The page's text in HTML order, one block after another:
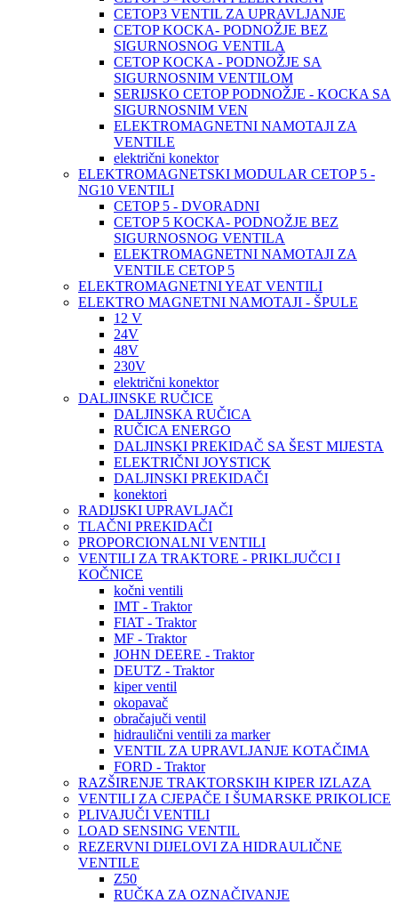
CETOP3 VENTIL ZA UPRAVLJANJE
CETOP KOCKA- PODNOŽJE BEZ
SIGURNOSNOG VENTILA
CETOP KOCKA - PODNOŽJE SA
SIGURNOSNIM VENTILOM
SERIJSKO CETOP PODNOŽJE - KOCKA SA
SIGURNOSNIM VEN
ELEKTROMAGNETNI NAMOTAJI ZA
VENTILE
električni konektor
ELEKTROMAGNETSKI MODULAR CETOP 5 -
NG10 VENTILI
CETOP 5 - DVORADNI
CETOP 5 KOCKA- PODNOŽJE BEZ
SIGURNOSNOG VENTILA
ELEKTROMAGNETNI NAMOTAJI ZA
VENTILE CETOP 5
ELEKTROMAGNETNI YEAT VENTILI
ELEKTRO MAGNETNI NAMOTAJI - ŠPULE
12 V
24V
48V
230V
električni konektor
DALJINSKE RUČICE
DALJINSKA RUČICA
RUČICA ENERGO
DALJINSKI PREKIDAČ SA ŠEST MIJESTA
ELEKTRIČNI JOYSTICK
DALJINSKI PREKIDAČI
konektori
RADIJSKI UPRAVLJAČI
TLAČNI PREKIDAČI
PROPORCIONALNI VENTILI
VENTILI ZA TRAKTORE - PRIKLJUČCI I
KOČNICE
kočni ventili
IMT - Traktor
FIAT - Traktor
MF - Traktor
JOHN DEERE - Traktor
DEUTZ - Traktor
kiper ventil
okopavač
obračajuči ventil
hidraulični ventili za marker
VENTIL ZA UPRAVLJANJE KOTAČIMA
FORD - Traktor
RAZŠIRENJE TRAKTORSKIH KIPER IZLAZA
VENTILI ZA CJEPAČE I ŠUMARSKE PRIKOLICE
PLIVAJUČI VENTILI
LOAD SENSING VENTIL
REZERVNI DIJELOVI ZA HIDRAULIČNE
VENTILE
Z50
RUČKA ZA OZNAČIVANJE